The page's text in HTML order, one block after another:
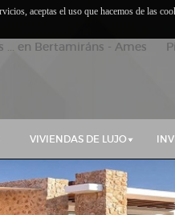
... en Bertamiráns - Ames
VIVIENDAS DE LUJO
aceptas el uso que hacemos de las